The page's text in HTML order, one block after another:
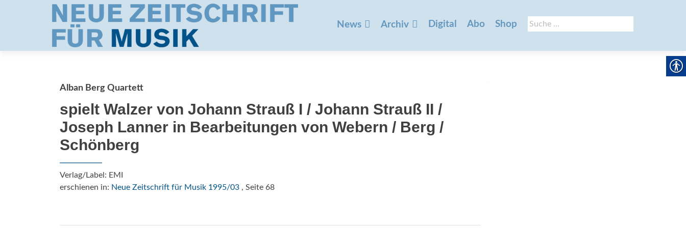
Suche
nach:
springen
News Archiv Digital Abo Shop
Alban Berg Quartett
spielt Walzer von Johann Strauß I / Johann Strauß II /
Joseph Lanner in Bearbeitungen von Webern / Berg /
Schönberg
Verlag/Label: EMI
erschienen in: Neue Zeitschrift für Musik 1995/03 , Seite 68